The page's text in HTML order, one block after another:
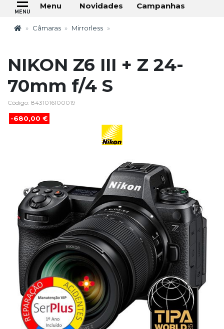
Menu Novidades Campanhas
Câmaras Mirrorless
NIKON Z6 III + Z 24-
70mm f/4 S
Código: 8431016100019
-680,00 €